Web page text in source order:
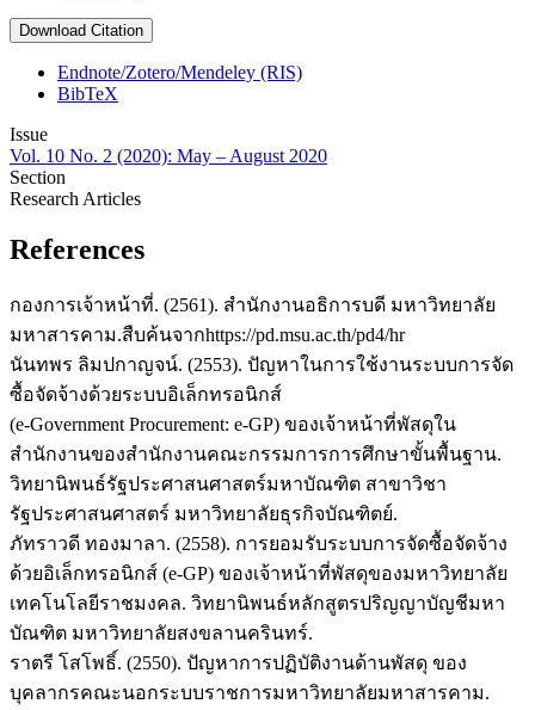
Download Citation
Endnote/Zotero/Mendeley (RIS)
BibTeX
Issue
Vol. 10 No. 2 (2020): May – August 2020
Section
Research Articles
References
กองการเจ้าหน้าที่. (2561). สำนักงานอธิการบดี มหาวิทยาลัย
มหาสารคาม.สืบค้นจากhttps://pd.msu.ac.th/pd4/hr
นันทพร ลิมปกาญจน์. (2553). ปัญหาในการใช้งานระบบการจัด
ซื้อจัดจ้างด้วยระบบอิเล็กทรอนิกส์
(e-Government Procurement: e-GP) ของเจ้าหน้าที่พัสดุใน
สำนักงานของสำนักงานคณะกรรมการการศึกษาขั้นพื้นฐาน.
วิทยานิพนธ์รัฐประศาสนศาสตร์มหาบัณฑิต สาขาวิชา
รัฐประศาสนศาสตร์ มหาวิทยาลัยธุรกิจบัณฑิตย์.
ภัทราวดี ทองมาลา. (2558). การยอมรับระบบการจัดซื้อจัดจ้าง
ด้วยอิเล็กทรอนิกส์ (e-GP) ของเจ้าหน้าที่พัสดุของมหาวิทยาลัย
เทคโนโลยีราชมงคล. วิทยานิพนธ์หลักสูตรปริญญาบัญชีมหา
บัณฑิต มหาวิทยาลัยสงขลานครินทร์.
ราตรี โสโพธิ์. (2550). ปัญหาการปฏิบัติงานด้านพัสดุ ของ
บุคลากรคณะนอกระบบราชการมหาวิทยาลัยมหาสารคาม.